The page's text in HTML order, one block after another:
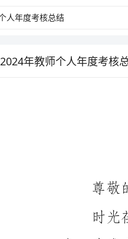
2024年教师个人年度考核